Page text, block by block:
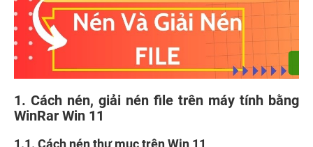
1. Cách nén, giải nén file trên máy tính bằng
WinRar Win 11